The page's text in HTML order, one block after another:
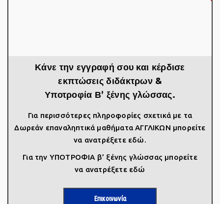
Κάνε την εγγραφή σου και κέρδισε
εκπτώσεις διδάκτρων &
Υποτροφία Β’ ξένης γλώσσας.
Για περισσότερες πληροφορίες σχετικά με τα
Δωρεάν επαναληπτικά μαθήματα ΑΓΓΛΙΚΩΝ μπορείτε
να ανατρέξετε εδώ.
Για την ΥΠΟΤΡΟΦΙΑ β’ ξένης γλώσσας μπορείτε
να ανατρέξετε εδώ
Επικοινωνία